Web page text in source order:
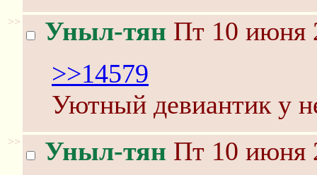
>> Уныл-тян Пт 10 июня
>>14579
Уютный девиантик у
>> Уныл-тян Пт 10 июня